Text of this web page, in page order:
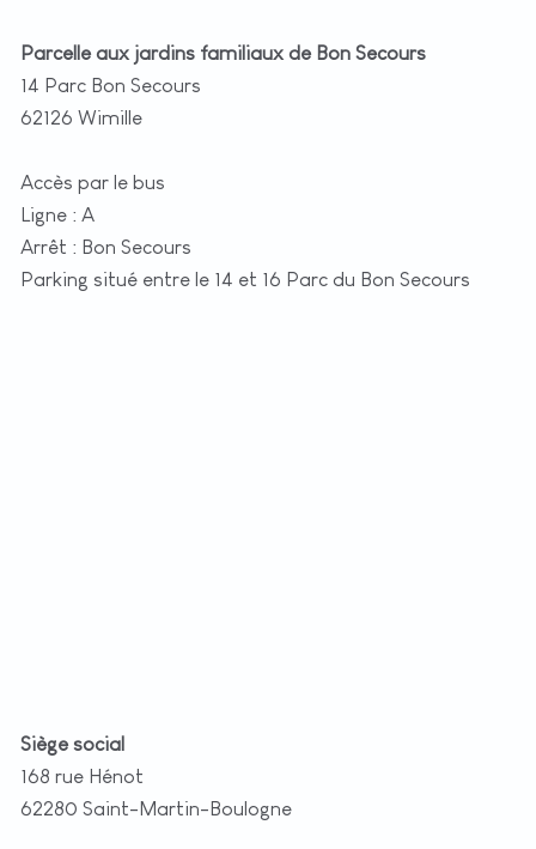
Parcelle aux jardins familiaux de Bon Secours
14 Parc Bon Secours
62126 Wimille
Accès par le bus
Ligne : A
Arrêt : Bon Secours
Parking situé entre le 14 et 16 Parc du Bon Secours
Siège social
168 rue Hénot
62280 Saint-Martin-Boulogne